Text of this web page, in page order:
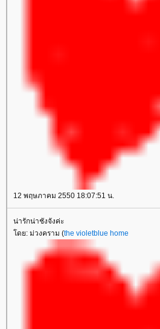
12 พฤษภาคม 2550 18:07:51 น.
น่ารักน่าชังจังค่ะ
ดย: ม่วงคราม (the violetblue home